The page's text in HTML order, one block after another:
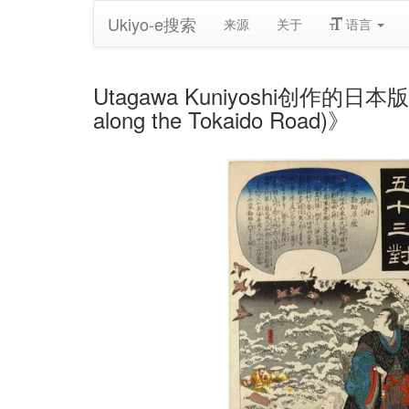
Ukiyo-e搜索 来源 关于 语言
Utagawa Kuniyoshi创作的日本
along the Tokaido Road)》